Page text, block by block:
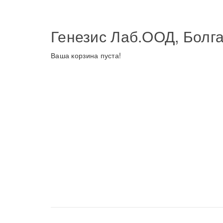
Генезис Лаб.ООД,
Ваша корзина пуста!